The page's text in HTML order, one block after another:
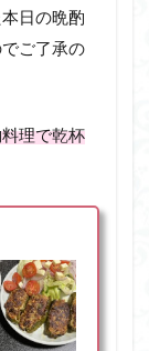
日の晩酌
ご了承の
理で乾杯